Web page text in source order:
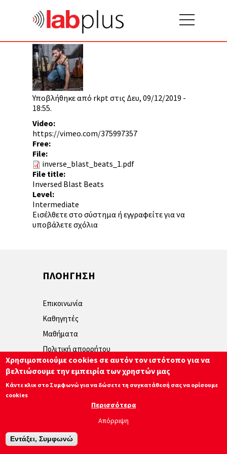
Υποβλήθηκε από rkptστις Δευ, 09/12/2019 -
18:55.
Video:
https://vimeo.com/375997357
Free:
File:
inverse_blast_beats_1.pdf
File title:
Inversed Blast Beats
Level:
Intermediate
Εισέλθετε στο σύστημα ή εγγραφείτεγια να
υποβάλετε σχόλια
ΠΛΟΗΓΗΣΗ
Επικοινωνία
Καθηγητές
Μαθήματα
Πολιτική απορρήτου
Χρησιμοποιούμε cookies σε αυτόν τον ιστότοπο για να
βελτιώσουμε την εμπειρία των χρηστών μας
Κάντε κλικ στο Συμφωνώ για να δώσετε τη συγκατάθεσή σας να ορίσουμε
cookies
Περισσότερα
Απόρριψη
Εντάξει, Συμφωνώ